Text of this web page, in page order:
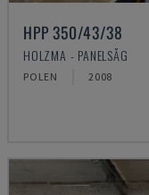
HPP 350/43/38
HOLZMA - PANELSÅG
POLEN 2008